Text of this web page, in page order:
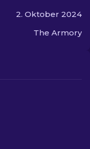
2. Oktober 2024
The Armory